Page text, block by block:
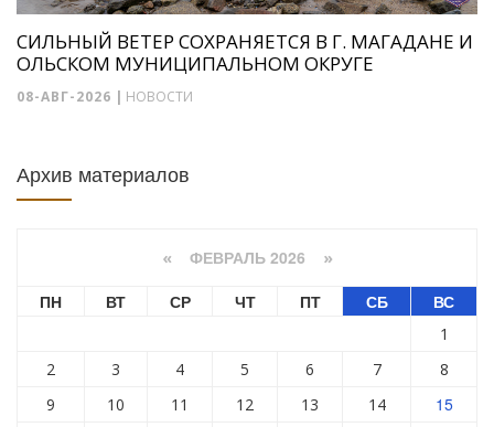
СИЛЬНЫЙ ВЕТЕР СОХРАНЯЕТСЯ В Г. МАГАДАНЕ И
ОЛЬСКОМ МУНИЦИПАЛЬНОМ ОКРУГЕ
08-АВГ-2026 | НОВОСТИ
Архив материалов
« ФЕВРАЛЬ 2026 »
ПН ВТ СР ЧТ ПТ СБ ВС
1
2
3 4 5 6 7
8
9
10 11 12 13 14 15